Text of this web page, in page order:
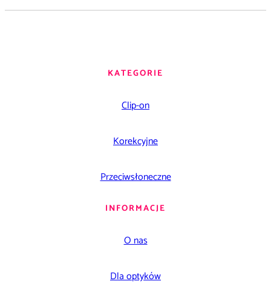
KATEGORIE
Clip-on
Korekcyjne
Przeciwsłoneczne
INFORMACJE
O nas
Dla optyków